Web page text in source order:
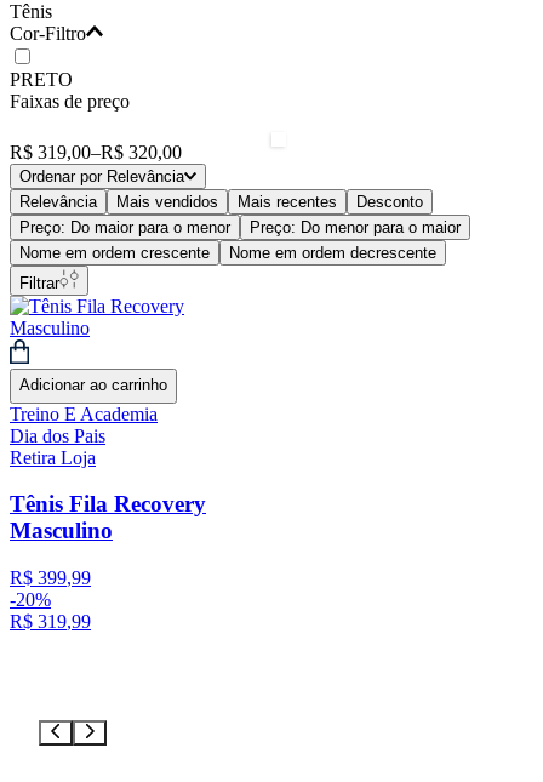
Tênis
Cor-Filtro
PRETO
Faixas de preço
R$ 319,00–R$ 320,00
Ordenar por Relevância
Relevância
Mais vendidos Mais recentes
Desconto
Preço: Do maior para o menor
Preço: Do menor para o maior
Nome em ordem crescente
Nome em ordem decrescente
Filtrar
Adicionar ao carrinho
Treino E Academia
Dia dos Pais
Retira Loja
Tênis Fila Recovery
Masculino
R$ 399,99
-20%
R$ 319,99